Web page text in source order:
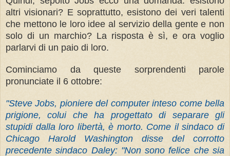
altri visionari? E soprattutto, esistono dei veri talenti
che mettono le loro idee al servizio della gente e non
solo di un marchio? La risposta è sì, e ora voglio
parlarvi di un paio di loro.
Cominciamo da queste sorprendenti parole
pronunciate il 6 ottobre:
"Steve Jobs, pioniere del computer inteso come bella
prigione, colui che ha progettato di separare gli
stupidi dalla loro libertà, è morto. Come il sindaco di
Chicago Harold Washington disse del corrotto
precedente sindaco Daley: "Non sono felice che sia